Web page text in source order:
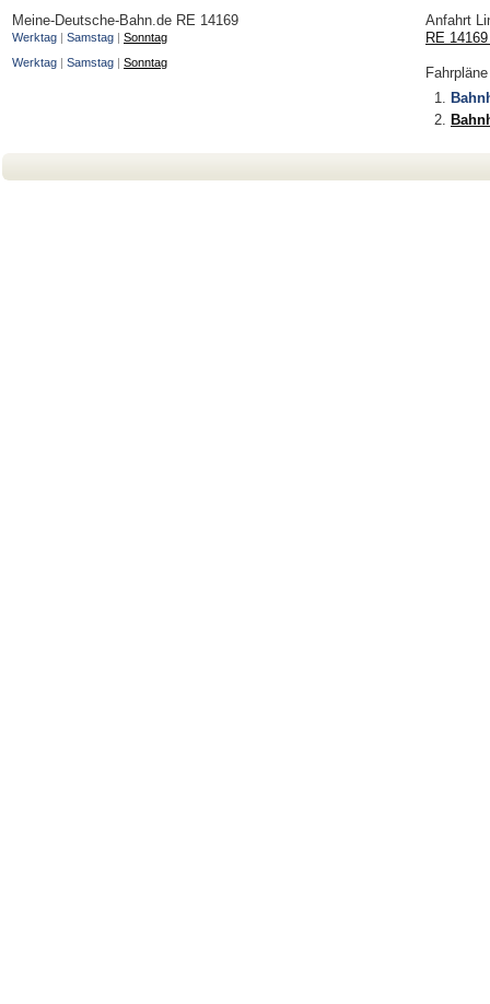
Meine-Deutsche-Bahn.de RE 14169
Werktag | Samstag | Sonntag
Werktag | Samstag | Sonntag
Anfahrt
RE
Fahrpläne